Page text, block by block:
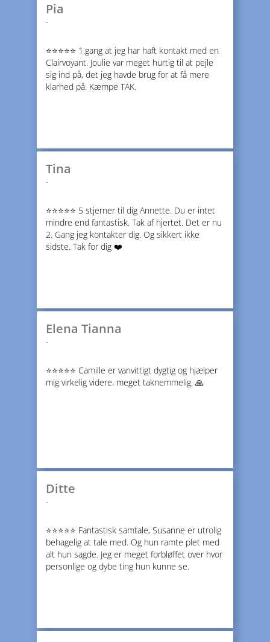
Pia
-
⭐️⭐️⭐️⭐️⭐️ 1.gang at jeg har haft kontakt med en
Clairvoyant. Joulie var meget hurtig til at pejle
sig ind på, det jeg havde brug for at få mere
klarhed på. Kæmpe TAK.
Tina
-
⭐️⭐️⭐️⭐️⭐️ 5 stjerner til dig Annette. Du er intet
mindre end fantastisk. Tak af hjertet. Det er nu
2. Gang jeg kontakter dig. Og sikkert ikke
sidste. Tak for dig ❤️
Elena Tianna
-
⭐️⭐️⭐️⭐️⭐️ Camille er vanvittigt dygtig og hjælper
mig virkelig videre, meget taknemmelig. 🙏
Ditte
-
⭐️⭐️⭐️⭐️⭐️ Fantastisk samtale, Susanne er utrolig
behagelig at tale med. Og hun ramte plet med
alt hun sagde. Jeg er meget forbløffet over hvor
personlige og dybe ting hun kunne se.